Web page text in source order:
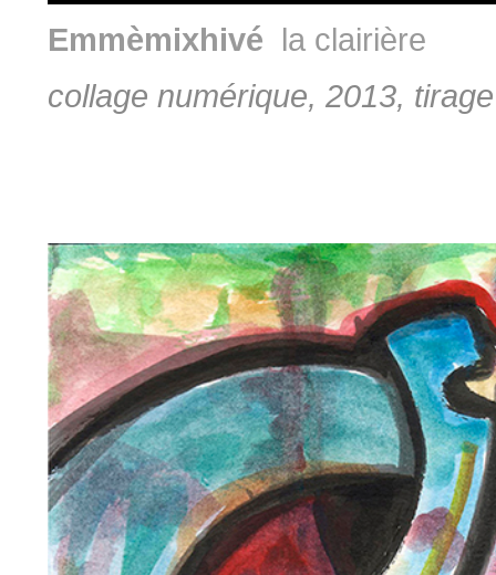
Emmèmixhivé la clairière
collage numérique, 2013,